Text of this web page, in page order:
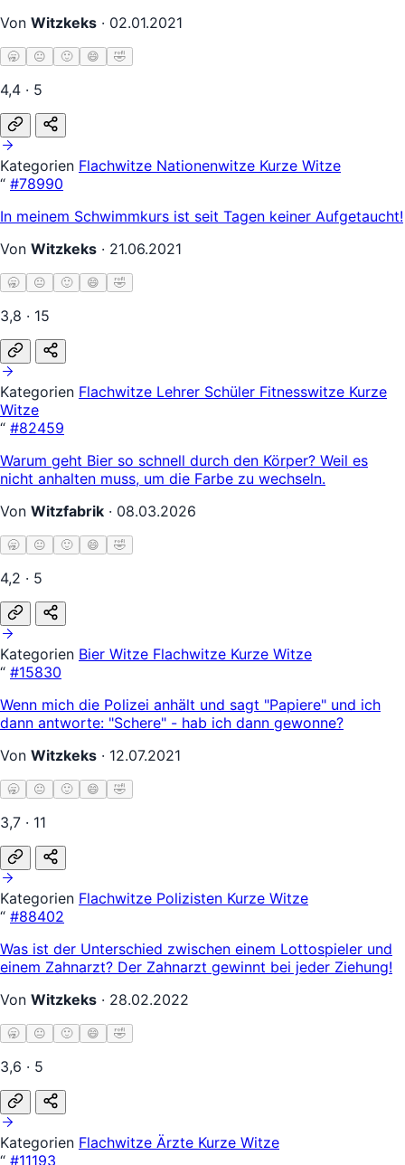
Von Witzkeks · 02.01.2021
🥱 😐 🙂 😄 🤣
4,4 · 5
Kategorien Flachwitze Nationenwitze Kurze Witze
“ #78990
In meinem Schwimmkurs ist seit Tagen keiner Aufgetaucht!
Von Witzkeks · 21.06.2021
🥱 😐 🙂 😄 🤣
3,8 · 15
Kategorien Flachwitze Lehrer Schüler Fitnesswitze Kurze
Witze
“ #82459
Warum geht Bier so schnell durch den Körper? Weil es
nicht anhalten muss, um die Farbe zu wechseln.
Von Witzfabrik · 08.03.2026
🥱 😐 🙂 😄 🤣
4,2 · 5
Kategorien Bier Witze Flachwitze Kurze Witze
“ #15830
Wenn mich die Polizei anhält und sagt "Papiere" und ich
dann antworte: "Schere" - hab ich dann gewonne?
Von Witzkeks · 12.07.2021
🥱 😐 🙂 😄 🤣
3,7 · 11
Kategorien Flachwitze Polizisten Kurze Witze
“ #88402
Was ist der Unterschied zwischen einem Lottospieler und
einem Zahnarzt? Der Zahnarzt gewinnt bei jeder Ziehung!
Von Witzkeks · 28.02.2022
🥱 😐 🙂 😄 🤣
3,6 · 5
Kategorien Flachwitze Ärzte Kurze Witze
“ #11193